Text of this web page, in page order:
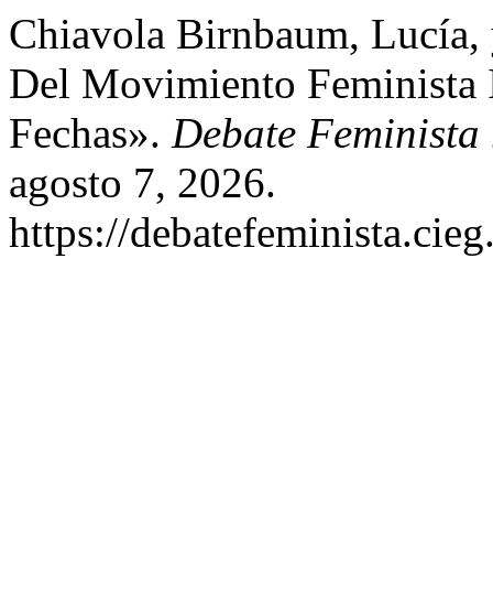
Chiavola Birnbaum,
Del Movimiento
Fechas». Debate Feminista
agosto 7, 2026.
https://